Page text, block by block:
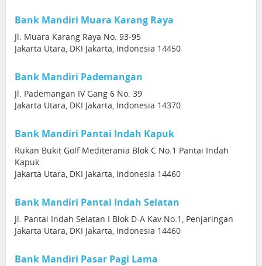
Bank Mandiri Muara Karang Raya
Jl. Muara Karang Raya No. 93-95
Jakarta Utara, DKI Jakarta, Indonesia 14450
Bank Mandiri Pademangan
Jl. Pademangan IV Gang 6 No. 39
Jakarta Utara, DKI Jakarta, Indonesia 14370
Bank Mandiri Pantai Indah Kapuk
Rukan Bukit Golf Mediterania Blok C No.1 Pantai Indah
Kapuk
Jakarta Utara, DKI Jakarta, Indonesia 14460
Bank Mandiri Pantai Indah Selatan
Jl. Pantai Indah Selatan I Blok D-A Kav.No.1, Penjaringan
Jakarta Utara, DKI Jakarta, Indonesia 14460
Bank Mandiri Pasar Pagi Lama